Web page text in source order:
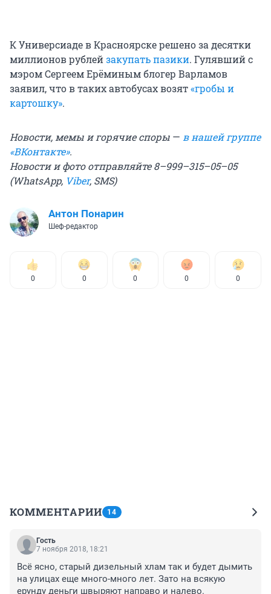
К Универсиаде в Красноярске решено за десятки
миллионов рублейзакупать пазики. Гулявший с
мэром Сергеем Ерёминым блогер Варламов
заявил, что в таких автобусах возят«гробы и
картошку».
Новости, мемы и горячие споры — в нашей группе
«ВКонтакте».
Новости и фото отправляйте 8–999–315–05–05
(WhatsApp, Viber, SMS)
Антон Понарин
Шеф-редактор
0 0 0 0 0
КОММЕНТАРИИ 14
Гость
7 ноября 2018, 18:21
Всё ясно, старый дизельный хлам так и будет дымить
на улицах еще много-много лет. Зато на всякую
ерунду деньги швыряют направо и налево.